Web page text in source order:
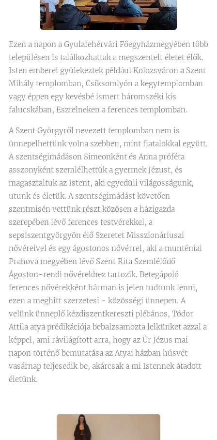
Ezen a napon a Gyulafehérvári Főegyházmegyében több
településen is találkozhattak a megszentelt életet élők.
Isten emberei gyülekeztek például Kolozsváron a Szent
Mihály templomban, Csíksomlyón a kegytemplomban
vagy éppen egy kevésbé ismert háromszéki kis
falucskában, Esztelneken a ferences templomban.
A Szent Györgyről nevezett templomban nem is
ünnepelhettünk volna szebben, mint fiatalokkal együtt.
A szentségimádáson Simeonként és Anna próféta
asszonyként szemlélhettük a gyermek Jézust, és
magasztaltuk az Istent, aki egyedüli világosságunk,
utunk és életük. A szentségimádást követően
szentmisén vettünk részt közösen a házigazda
szerepében lévő ferences testvérekkel, a
sepsiszentgyörgyön élő Szeretet Misszionáriusai
nővéreivel és egy ágostonos nővérrel, aki a munténiai
Prahova megyében lévő Szent Rita Szemlélődő
Ágoston-rendi nővérekhez tartozik. Betegápoló
ferences nővérekként hárman is jelen tudtunk lenni,
ezen a meghitt szerzetesi - közösségi ünnepen. A
velünk ünneplő kézdiszentkereszti plébános, Tódor
Attila atya prédikációja bebalzsamozta lelkünket azzal a
képpel, ami rávilágított arra, hogy az Úr Jézus mai
napon történő bemutatása az Atyai házban húsvét
vasárnap teljesedik be, akárcsak a mi Istennek átadott
életünk.